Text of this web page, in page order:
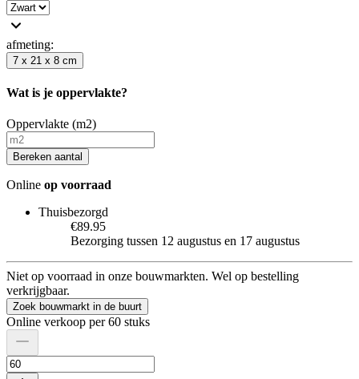
afmeting:
7 x 21 x 8 cm
Wat is je oppervlakte?
Oppervlakte (m2)
Bereken aantal
Online op voorraad
Thuisbezorgd
€89.95
Bezorging tussen 12 augustus en 17 augustus
Niet op voorraad in onze bouwmarkten. Wel op bestelling
verkrijgbaar.
Zoek bouwmarkt in de buurt
Online verkoop per 60 stuks